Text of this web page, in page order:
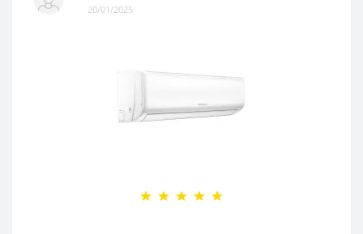
20/01/2025